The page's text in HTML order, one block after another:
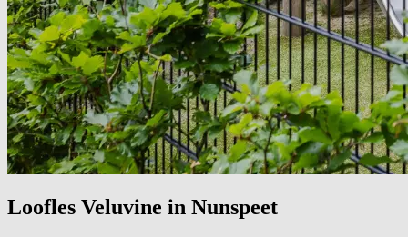
Loofles Veluvine in Nunspeet